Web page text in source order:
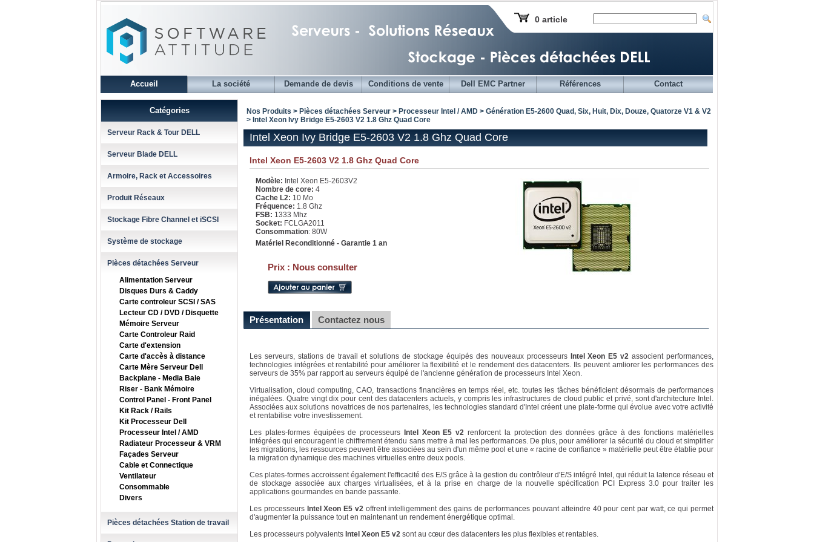
0 article
Accueil La société Demande de devis Conditions de vente Dell EMC Partner Références Contact
Catégories
Serveur Rack & Tour DELL
Serveur Blade DELL
Armoire, Rack et Accessoires
Produit Réseaux
Stockage Fibre Channel et iSCSI
Système de stockage
Pièces détachées Serveur
Alimentation Serveur
Disques Durs & Caddy
Carte controleur SCSI / SAS
Lecteur CD / DVD / Disquette
Mémoire Serveur
Carte Controleur Raid
Carte d'extension
Carte d'accès à distance
Carte Mère Serveur Dell
Backplane - Media Baie
Riser - Bank Mémoire
Control Panel - Front Panel
Kit Rack / Rails
Kit Processeur Dell
Processeur Intel / AMD
Radiateur Processeur & VRM
Façades Serveur
Cable et Connectique
Ventilateur
Consommable
Divers
Pièces détachées Station de travail
Nos Produits > Pièces détachées Serveur > Processeur Intel / AMD > Génération E5-2600 Quad, Six, Huit, Dix, Douze, Quatorze V1 & V2
> Intel Xeon Ivy Bridge E5-2603 V2 1.8 Ghz Quad Core
Intel Xeon Ivy Bridge E5-2603 V2 1.8 Ghz Quad Core
Intel Xeon E5-2603 V2 1.8 Ghz Quad Core
Modèle: Intel Xeon E5-2603V2
Nombre de core: 4
Cache L2: 10 Mo
Fréquence: 1.8 Ghz
FSB: 1333 Mhz
Socket: FCLGA2011
Consommation: 80W
Matériel Reconditionné - Garantie 1 an
Prix : Nous consulter
Présentation Contactez nous
Les serveurs, stations de travail et solutions de stockage équipés des nouveaux processeursIntel Xeon E5 v2 associent performances,
technologies intégrées et rentabilité pour améliorer la flexibilité et le rendement des datacenters. Ils peuvent amliorer les performances des
serveurs de 35% par rapport au serveurs équipé de l'ancienne génération de processeurs Intel Xeon.
Virtualisation, cloud computing, CAO, transactions financières en temps réel, etc. toutes les tâches bénéficient désormais de performances
inégalées. Quatre vingt dix pour cent des datacenters actuels, y compris les infrastructures de cloud public et privé, sont d'architecture Intel.
Associées aux solutions novatrices de nos partenaires, les technologies standard d'Intel créent une plate-forme qui évolue avec votre activité
et rentabilise votre investissement.
Les plates-formes équipées de processeurs Intel Xeon E5 v2 renforcent la protection des données grâce à des fonctions matérielles
intégrées qui encouragent le chiffrement étendu sans mettre à mal les performances. De plus, pour améliorer la sécurité du cloud et simplifier
les migrations, les ressources peuvent être associées au sein d'un même pool et une « racine de confiance » matérielle peut être établie pour
la migration dynamique des machines virtuelles entre deux pools.
Ces plates-formes accroissent également l'efficacité des E/S grâce à la gestion du contrôleur d'E/S intégré Intel, qui réduit la latence réseau et
de stockage associée aux charges virtualisées, et à la prise en charge de la nouvelle spécification PCI Express 3.0 pour traiter les
applications gourmandes en bande passante.
Les processeurs Intel Xeon E5 v2offrent intelligemment des gains de performances pouvant atteindre 40 pour cent par watt, ce qui permet
d'augmenter la puissance tout en maintenant un rendement énergétique optimal.
Les processeurs polyvalents Intel Xeon E5 v2 sont au cœur des datacenters les plus flexibles et rentables.